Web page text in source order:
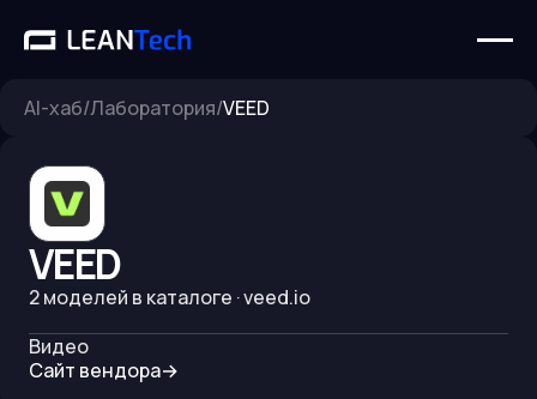
AI-хаб/Лаборатория/VEED
VEED
2моделей в каталоге · veed.io
Видео
Сайт вендора→